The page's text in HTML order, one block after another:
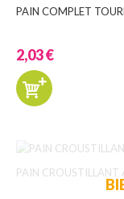
PAIN COMPLET
2,03 €
PAIN CROUSTILLANT